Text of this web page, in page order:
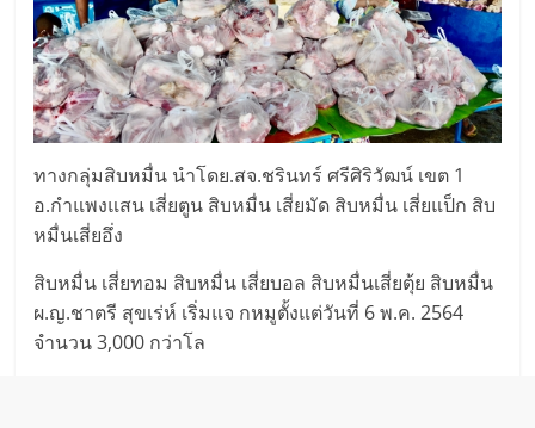
ทางกลุ่มสิบหมื่น นำโดย.สจ.ชรินทร์ ศรีศิริวัฒน์ เขต 1
อ.กำแพงแสน เสี่ยตูน สิบหมื่น เสี่ยมัด สิบหมื่น เสี่ยแป็ก สิบ
หมื่นเสี่ยอึ่ง
สิบหมื่น เสี่ยทอม สิบหมื่น เสี่ยบอล สิบหมื่นเสี่ยตุ้ย สิบหมื่น
ผ.ญ.ชาตรี สุขเร่ห์ เริ่มแจ กหมูตั้งแต่วันที่ 6 พ.ค. 2564
จำนวน 3,000 กว่าโล